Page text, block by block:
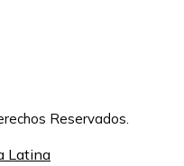
Reservados.
Latina